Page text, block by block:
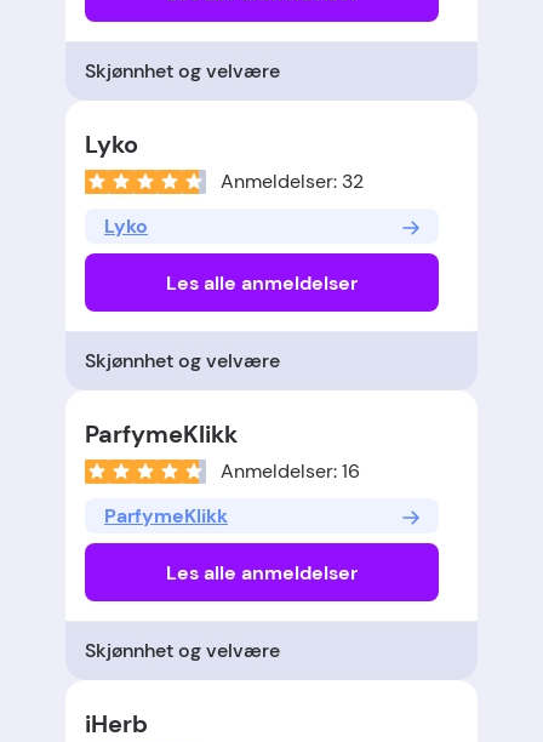
Skjønnhet og velvære
Lyko
Anmeldelser: 32
Lyko
Les alle anmeldelser
Skjønnhet og velvære
ParfymeKlikk
Anmeldelser: 16
ParfymeKlikk
Les alle anmeldelser
Skjønnhet og velvære
iHerb